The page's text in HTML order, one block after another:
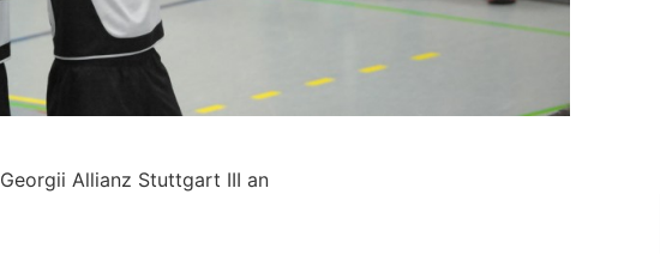
Allianz Stuttgart III an